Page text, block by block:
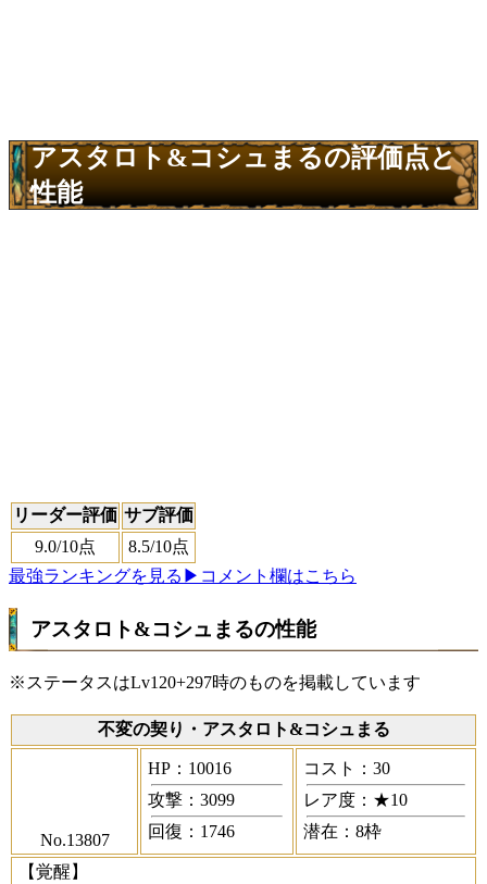
アスタロト&コシュまるの評価点と
性能
リーダー評価 サブ評価
9.0/10点 8.5/10点
最強ランキングを見る ▶コメント欄はこちら
アスタロト&コシュまるの性能
※ステータスはLv120+297時のものを掲載しています
不変の契り・アスタロト&コシュまる
No.13807
HP：10016
攻撃：3099
回復：1746
コスト：30
レア度：★10
潜在：8枠
【覚醒】